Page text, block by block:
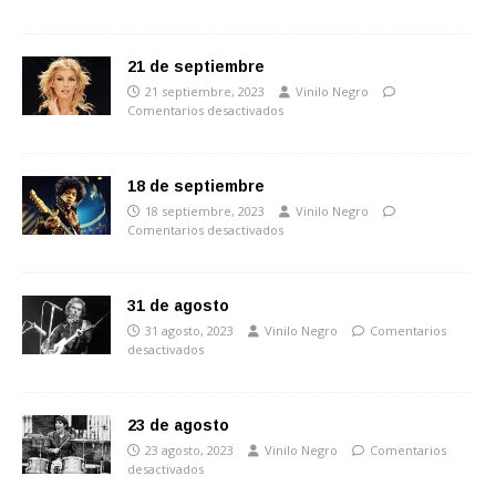
21 de septiembre
21 septiembre, 2023
Vinilo Negro
Comentarios desactivados
18 de septiembre
18 septiembre, 2023
Vinilo Negro
Comentarios desactivados
31 de agosto
31 agosto, 2023 Vinilo Negro
Comentarios
desactivados
23 de agosto
23 agosto, 2023 Vinilo Negro
Comentarios
desactivados